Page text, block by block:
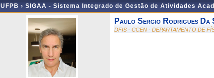
UFPB › SIGAA - Sistema Integrado de Gestão de Atividades
Paulo Sergio Rodrigues Da
DFIS - CCEN - DEPARTAMENTO DE